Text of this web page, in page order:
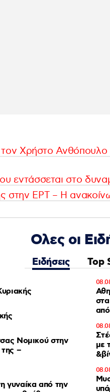
τον Χρήστο Ανθόπουλο
εντάσσεται στο
στην ΕΡΤ – Η
Ολες οι
Ειδήσεις Top
Νομικού στην
–
γυναίκα από την
με